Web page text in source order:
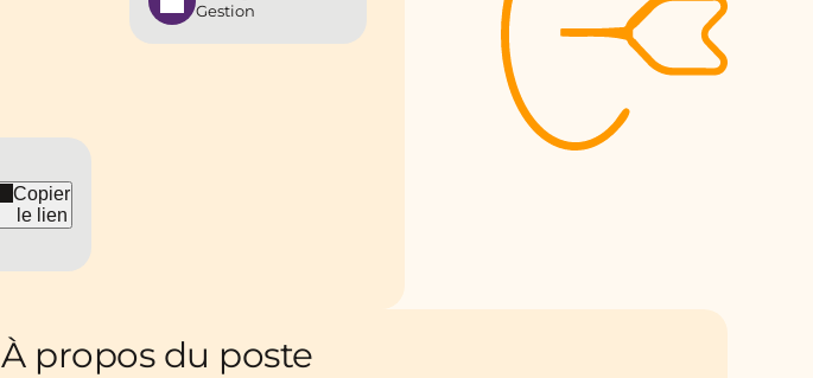
Copier
le lien
Gestion
À propos du poste